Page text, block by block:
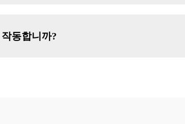
동합니까?